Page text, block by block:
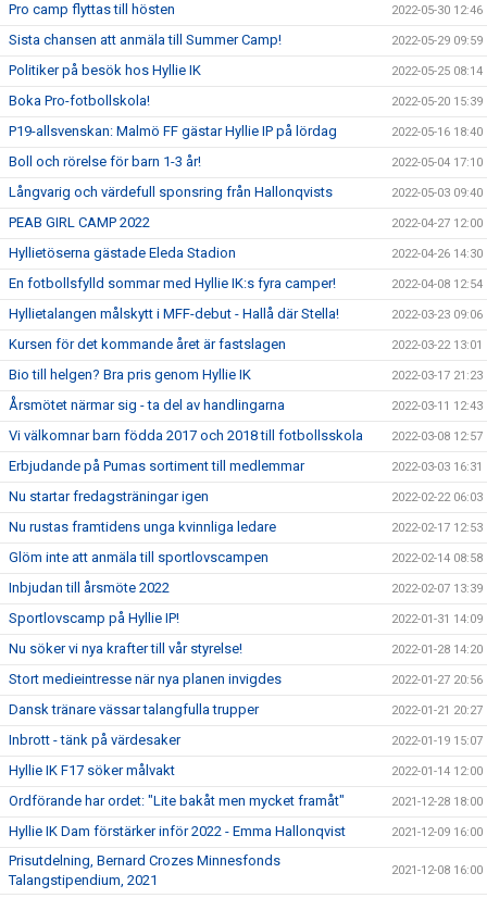
Pro camp flyttas till hösten 2022-05-30 12:46
Sista chansen att anmäla till Summer Camp! 2022-05-29 09:59
Politiker på besök hos Hyllie IK 2022-05-25 08:14
Boka Pro-fotbollskola! 2022-05-20 15:39
P19-allsvenskan: Malmö FF gästar Hyllie IP på lördag 2022-05-16 18:40
Boll och rörelse för barn 1-3 år! 2022-05-04 17:10
Långvarig och värdefull sponsring från Hallonqvists 2022-05-03 09:40
PEAB GIRL CAMP 2022 2022-04-27 12:00
Hyllietöserna gästade Eleda Stadion 2022-04-26 14:30
En fotbollsfylld sommar med Hyllie IK:s fyra camper! 2022-04-08 12:54
Hyllietalangen målskytt i MFF-debut - Hallå där Stella! 2022-03-23 09:06
Kursen för det kommande året är fastslagen 2022-03-22 13:01
Bio till helgen? Bra pris genom Hyllie IK 2022-03-17 21:23
Årsmötet närmar sig - ta del av handlingarna 2022-03-11 12:43
Vi välkomnar barn födda 2017 och 2018 till fotbollsskola 2022-03-08 12:57
Erbjudande på Pumas sortiment till medlemmar 2022-03-03 16:31
Nu startar fredagsträningar igen 2022-02-22 06:03
Nu rustas framtidens unga kvinnliga ledare 2022-02-17 12:53
Glöm inte att anmäla till sportlovscampen 2022-02-14 08:58
Inbjudan till årsmöte 2022 2022-02-07 13:39
Sportlovscamp på Hyllie IP! 2022-01-31 14:09
Nu söker vi nya krafter till vår styrelse! 2022-01-28 14:20
Stort medieintresse när nya planen invigdes 2022-01-27 20:56
Dansk tränare vässar talangfulla trupper 2022-01-21 20:27
Inbrott - tänk på värdesaker 2022-01-19 15:07
Hyllie IK F17 söker målvakt 2022-01-14 12:00
Ordförande har ordet: "Lite bakåt men mycket framåt" 2021-12-28 18:00
Hyllie IK Dam förstärker inför 2022 - Emma Hallonqvist 2021-12-09 16:00
Prisutdelning, Bernard Crozes Minnesfonds
Talangstipendium, 2021
2021-12-08 16:00